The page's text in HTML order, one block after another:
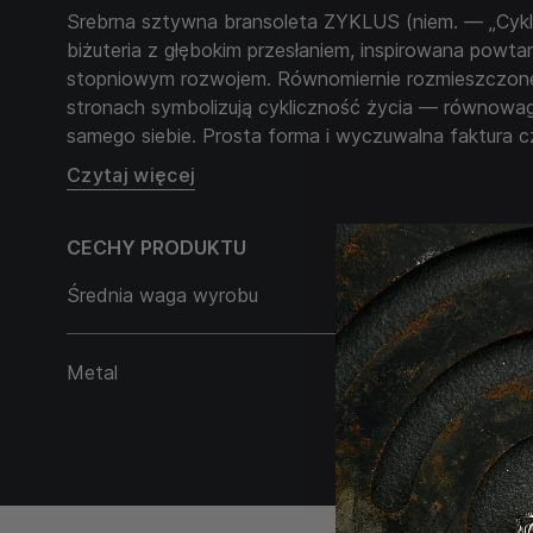
Srebrna sztywna bransoleta ZYKLUS (niem. —
biżuteria z głębokim przesłaniem, inspirowana
stopniowym rozwojem. Równomiernie
stronach symbolizują cykliczność życia —
samego siebie. Prosta forma i wyczuwalna faktura
więcej niż tylko dodatkiem — to przypomnienie o sile
wewnętrznej stabilności.
ZYKLUS to wybór mężczyzny, który działa
po kroku, cykl po cyklu.
Czytaj więcej
CECHY PRODUKTU
Średnia waga wyrobu
24,10 g
Metal Srebro 925